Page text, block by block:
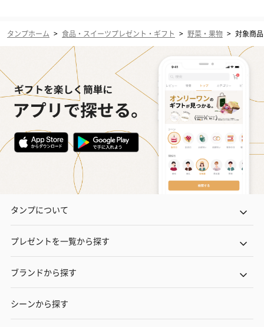
タンプホーム > 食品・スイーツプレゼント・ギフト > 野菜・果物 > 対象商
タンプについて
プレゼントを一覧から探す
ブランドから探す
シーンから探す